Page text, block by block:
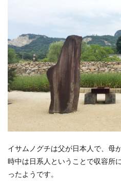
イサムノグチは父が日本人で、母
時中は日系人ということで収容所
ったようです。